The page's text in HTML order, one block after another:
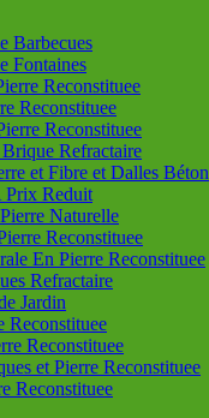
Barbecues
Fontaines
Reconstituee
Reconstituee
Reconstituee
Refractaire
et Fibre et Dalles Béton
Prix Reduit
Naturelle
Reconstituee
En Pierre Reconstituee
Refractaire
Jardin
Reconstituee
Reconstituee
et Pierre Reconstituee
Reconstituee